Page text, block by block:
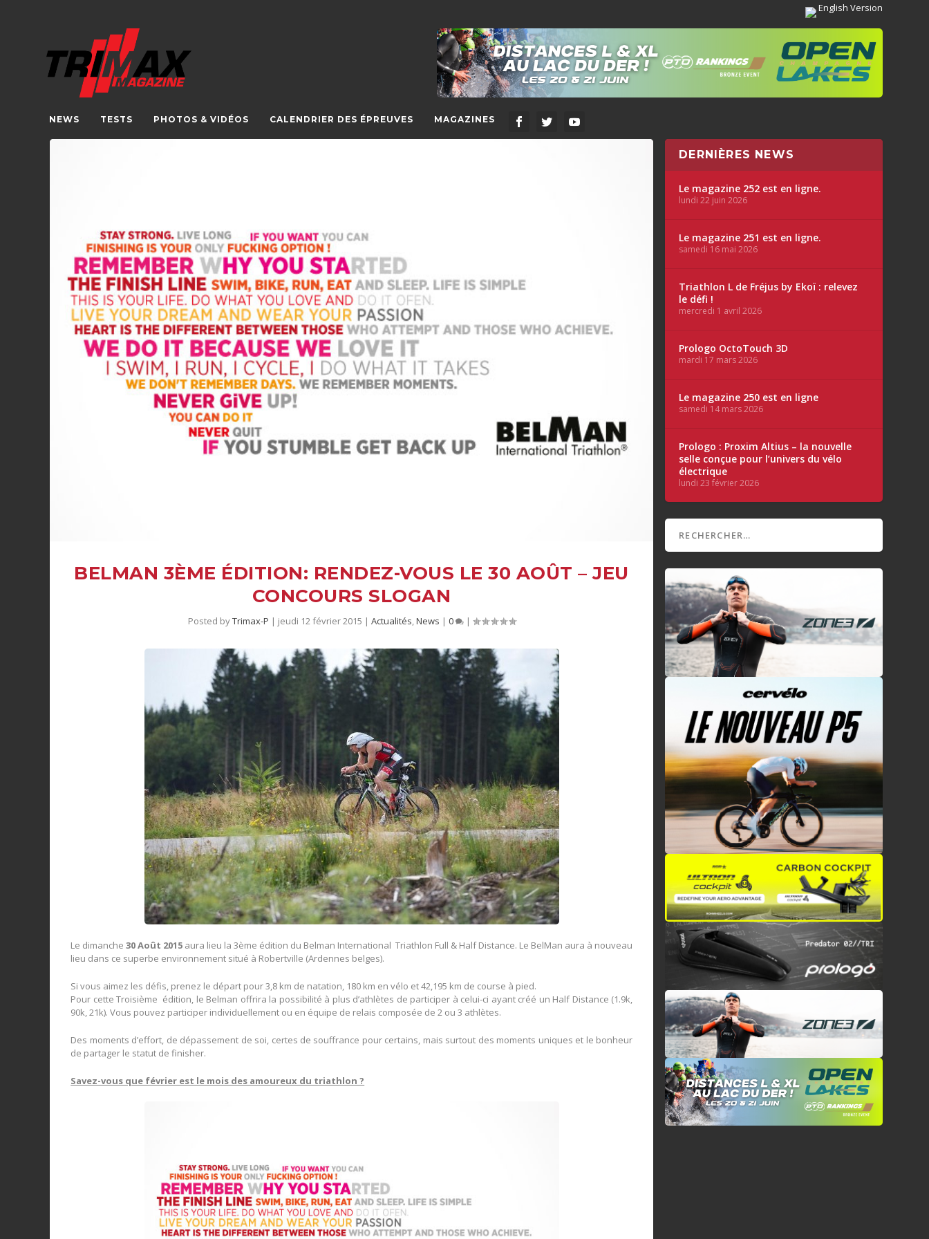
English Version
NEWS TESTS PHOTOS & VIDÉOS CALENDRIER DES ÉPREUVES MAGAZINES
BELMAN 3ÈME ÉDITION: RENDEZ-VOUS LE 30 AOÛT – JEU
CONCOURS SLOGAN
Posted byTrimax-P | jeudi 12 février 2015 | Actualités,News | 0 |
Le dimanche30 Août 2015 aura lieu la 3ème édition du Belman International Triathlon Full & Half Distance. Le BelMan aura à nouveau
lieu dans ce superbe environnement situé à Robertville (Ardennes belges).
Si vous aimez les défis, prenez le départ pour 3,8 km de natation, 180 km en vélo et 42,195 km de course à pied.
Pour cette Troisième édition, le Belman offrira la possibilité à plus d’athlètes de participer à celui-ci ayant créé un Half Distance (1.9k,
90k, 21k). Vous pouvez participer individuellement ou en équipe de relais composée de 2 ou 3 athlètes.
Des moments d’effort, de dépassement de soi, certes de souffrance pour certains, mais surtout des moments uniques et le bonheur
de partager le statut de finisher.
Savez-vous que février est le mois des amoureux du triathlon ?
DERNIÈRES NEWS
Le magazine 252 est en ligne.
lundi 22 juin 2026
Le magazine 251 est en ligne.
samedi 16 mai 2026
Triathlon L de Fréjus by Ekoï : relevez
le défi !
mercredi 1 avril 2026
Prologo OctoTouch 3D
mardi 17 mars 2026
Le magazine 250 est en ligne
samedi 14 mars 2026
Prologo : Proxim Altius – la nouvelle
selle conçue pour l’univers du vélo
électrique
lundi 23 février 2026